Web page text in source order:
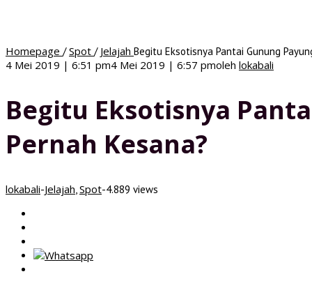
Homepage / Spot / Jelajah Begitu Eksotisnya Pantai Gunung
4 Mei 2019 | 6:51 pm4 Mei 2019 | 6:57 pmoleh lokabali
Begitu Eksotisnya
Pernah Kesana?
lokabali-Jelajah Spot-4.889 views